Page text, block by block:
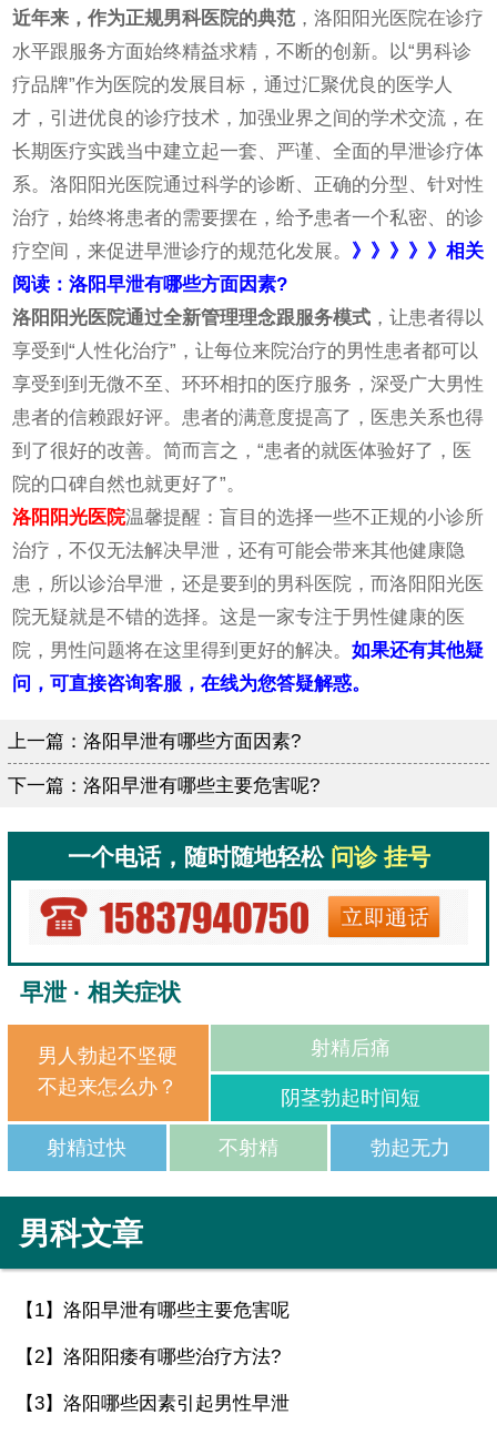
近年来，作为正规男科医院的典范 ，洛阳阳光医院在诊疗
水平跟服务方面始终精益求精，不断的创新。以“男科诊
疗品牌”作为医院的发展目标，通过汇聚优良的医学人
才，引进优良的诊疗技术，加强业界之间的学术交流，在
长期医疗实践当中建立起一套、严谨、全面的早泄诊疗体
系。洛阳阳光医院通过科学的诊断、正确的分型、针对性
治疗，始终将患者的需要摆在，给予患者一个私密、的诊
疗空间，来促进早泄诊疗的规范化发展。 》》》》》相关
阅读：洛阳早泄有哪些方面因素?
洛阳阳光医院通过全新管理理念跟服务模式 ，让患者得以
享受到“人性化治疗”，让每位来院治疗的男性患者都可以
享受到到无微不至、环环相扣的医疗服务，深受广大男性
患者的信赖跟好评。患者的满意度提高了，医患关系也得
到了很好的改善。简而言之，“患者的就医体验好了，医
院的口碑自然也就更好了”。
洛阳阳光医院温馨提醒：盲目的选择一些不正规的小诊所
治疗，不仅无法解决早泄，还有可能会带来其他健康隐
患，所以诊治早泄，还是要到的男科医院，而洛阳阳光医
院无疑就是不错的选择。这是一家专注于男性健康的医
院，男性问题将在这里得到更好的解决。如果还有其他疑
问，可直接咨询客服，在线为您答疑解惑。
上一篇： 洛阳早泄有哪些方面因素?
下一篇： 洛阳早泄有哪些主要危害呢?
一个电话，随时随地轻松 问诊 挂号
早泄 · 相关症状
男人勃起不坚硬
不起来怎么办？
射精后痛
阴茎勃起时间短
射精过快 不射精 勃起无力
男科文章
【1】 洛阳早泄有哪些主要危害呢
【2】 洛阳阳痿有哪些治疗方法?
【3】 洛阳哪些因素引起男性早泄